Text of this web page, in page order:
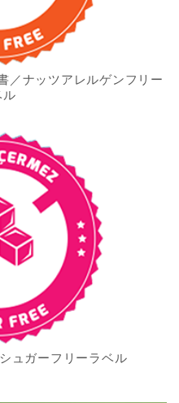
／ナッツアレルゲンフリー
ル
ュガーフリーラベル